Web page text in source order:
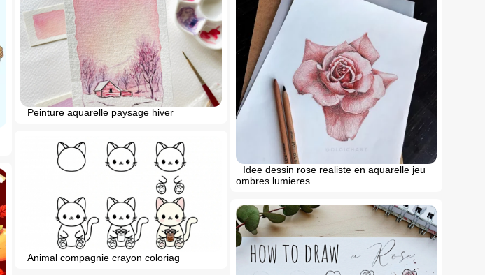
Idee dessin rose realiste en aquarelle jeu
ombres lumieres
Peinture aquarelle paysage hiver
Animal compagnie crayon coloriag